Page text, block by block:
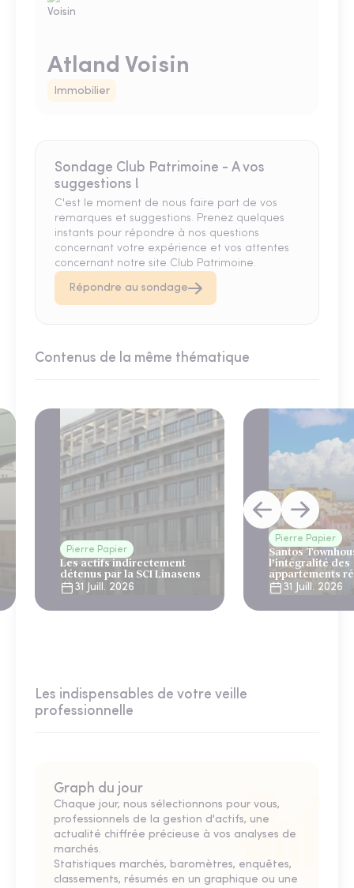
Atland Voisin
Immobilier
Sondage Club Patrimoine - A vos
suggestions !
C'est le moment de nous faire part de vos
remarques et suggestions. Prenez quelques
instants pour répondre à nos questions
concernant votre expérience et vos attentes
concernant notre site Club Patrimoine.
Répondre au sondage
Contenus de la même thématique
Pierre Papier
Les actifs indirectement
détenus par la SCI Linasens
31 Juill. 2026
Pierre Papier
Santos
l’intégralité des
appartements
Lisbonne
31 Juill. 2026
Les indispensables de votre veille
professionnelle
Graph du jour
Chaque jour, nous sélectionnons pour vous,
professionnels de la gestion d'actifs, une
actualité chiffrée précieuse à vos analyses de
marchés.
Statistiques marchés, baromètres, enquêtes,
classements, résumés en un graphique ou une